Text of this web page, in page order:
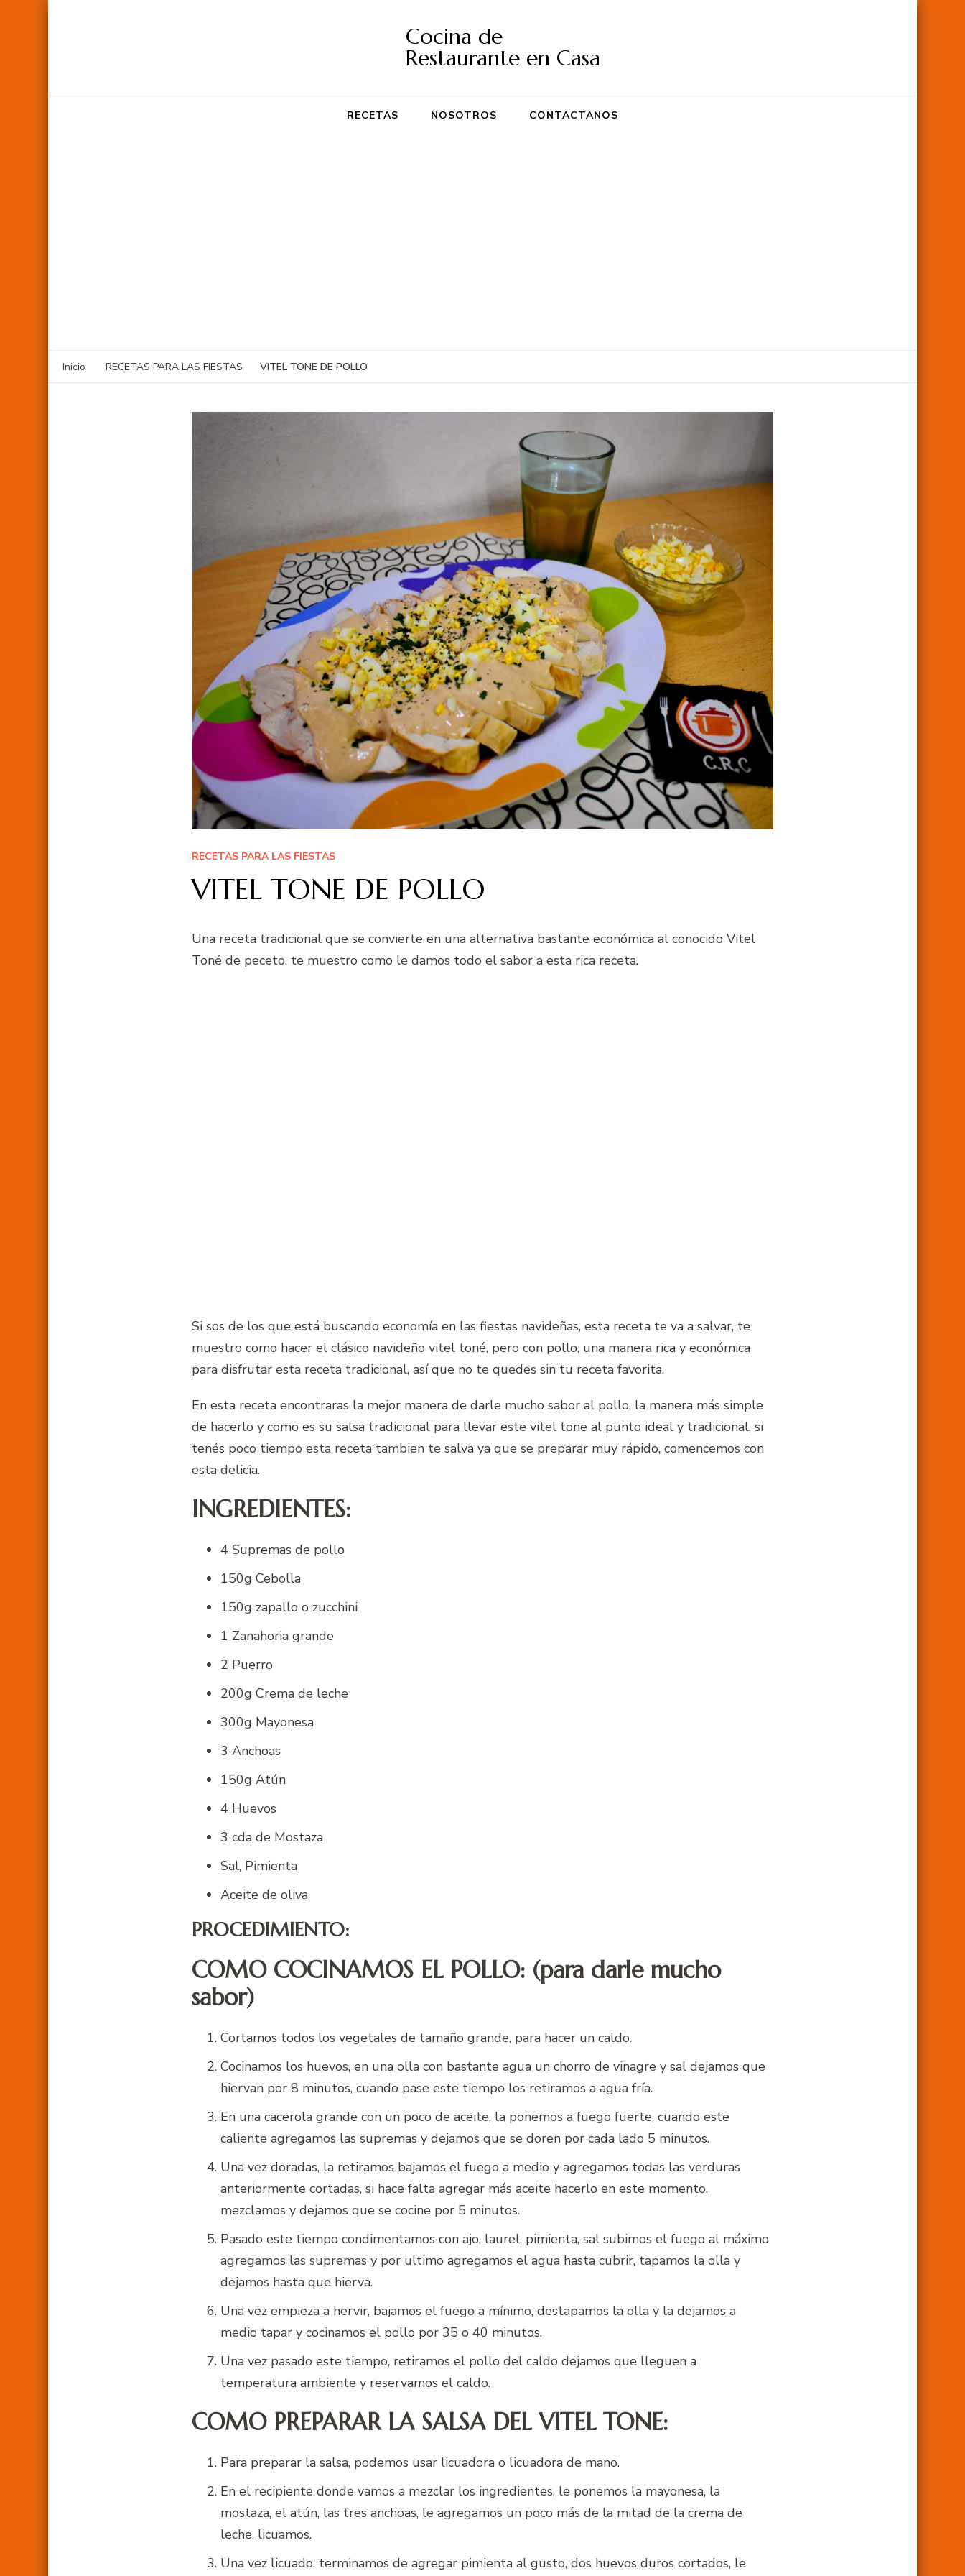
Cocina de
Restaurante en Casa
RECETAS NOSOTROS CONTACTANOS
Inicio RECETAS PARA LAS FIESTAS VITEL TONE DE POLLO
RECETAS PARA LAS FIESTAS
VITEL TONE DE POLLO
Una receta tradicional que se convierte en una alternativa bastante económica al conocido Vitel
Toné de peceto, te muestro como le damos todo el sabor a esta rica receta.
Si sos de los que está buscando economía en las fiestas navideñas, esta receta te va a salvar, te
muestro como hacer el clásico navideño vitel toné, pero con pollo, una manera rica y económica
para disfrutar esta receta tradicional, así que no te quedes sin tu receta favorita.
En esta receta encontraras la mejor manera de darle mucho sabor al pollo, la manera más simple
de hacerlo y como es su salsa tradicional para llevar este vitel tone al punto ideal y tradicional, si
tenés poco tiempo esta receta tambien te salva ya que se preparar muy rápido, comencemos con
esta delicia.
INGREDIENTES:
4 Supremas de pollo
150g Cebolla
150g zapallo o zucchini
1 Zanahoria grande
2 Puerro
200g Crema de leche
300g Mayonesa
3 Anchoas
150g Atún
4 Huevos
3 cda de Mostaza
Sal, Pimienta
Aceite de oliva
PROCEDIMIENTO:
COMO COCINAMOS EL POLLO: (para darle mucho
sabor)
Cortamos todos los vegetales de tamaño grande, para hacer un caldo.
Cocinamos los huevos, en una olla con bastante agua un chorro de vinagre y sal dejamos que
hiervan por 8 minutos, cuando pase este tiempo los retiramos a agua fría.
En una cacerola grande con un poco de aceite, la ponemos a fuego fuerte, cuando este
caliente agregamos las supremas y dejamos que se doren por cada lado 5 minutos.
Una vez doradas, la retiramos bajamos el fuego a medio y agregamos todas las verduras
anteriormente cortadas, si hace falta agregar más aceite hacerlo en este momento,
mezclamos y dejamos que se cocine por 5 minutos.
Pasado este tiempo condimentamos con ajo, laurel, pimienta, sal subimos el fuego al máximo
agregamos las supremas y por ultimo agregamos el agua hasta cubrir, tapamos la olla y
dejamos hasta que hierva.
Una vez empieza a hervir, bajamos el fuego a mínimo, destapamos la olla y la dejamos a
medio tapar y cocinamos el pollo por 35 o 40 minutos.
Una vez pasado este tiempo, retiramos el pollo del caldo dejamos que lleguen a
temperatura ambiente y reservamos el caldo.
COMO PREPARAR LA SALSA DEL VITEL TONE:
Para preparar la salsa, podemos usar licuadora o licuadora de mano.
En el recipiente donde vamos a mezclar los ingredientes, le ponemos la mayonesa, la
mostaza, el atún, las tres anchoas, le agregamos un poco más de la mitad de la crema de
leche, licuamos.
Una vez licuado, terminamos de agregar pimienta al gusto, dos huevos duros cortados, le